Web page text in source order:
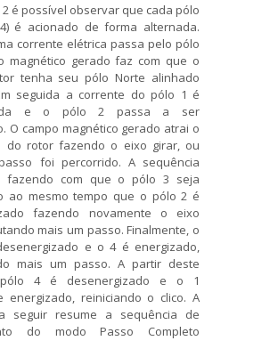
é possível observar que cada pólo
é acionado de forma alternada.
corrente elétrica passa pelo pólo
magnético gerado faz com que o
tenha seu pólo Norte alinhado
seguida a corrente do pólo 1 é
e o pólo 2 passa a ser
O campo magnético gerado atrai o
do rotor fazendo o eixo girar, ou
foi percorrido. A sequência
fazendo com que o pólo 3 seja
ao mesmo tempo que o pólo 2 é
fazendo novamente o eixo
mais um passo. Finalmente, o
e o 4 é energizado,
mais um passo. A partir deste
4 é desenergizado e o 1
energizado, reiniciando o clico. A
seguir resume a sequência de
do modo Passo Completo